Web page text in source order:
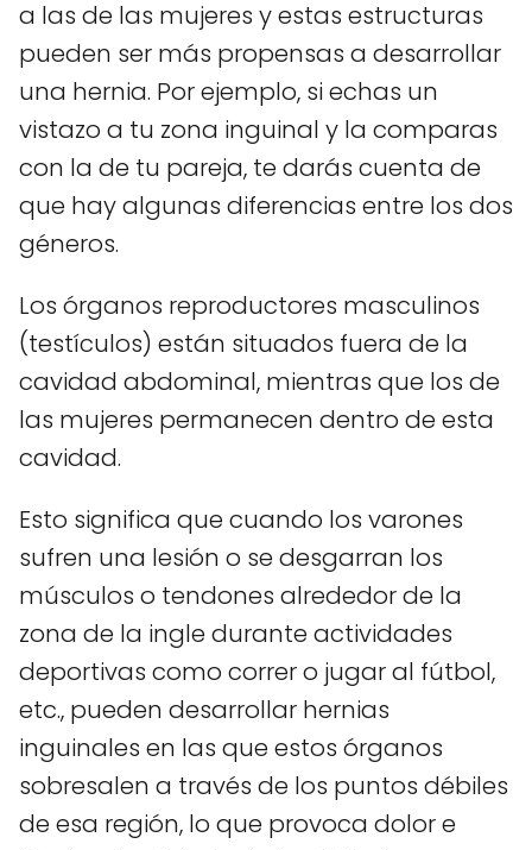
a las de las mujeres y estas estructuras
pueden ser más propensas a desarrollar
una hernia. Por ejemplo, si echas un
vistazo a tu zona inguinal y la comparas
con la de tu pareja, te darás cuenta de
que hay algunas diferencias entre los dos
géneros.
Los órganos reproductores masculinos
(testículos) están situados fuera de la
cavidad abdominal, mientras que los de
las mujeres permanecen dentro de esta
cavidad.
Esto significa que cuando los varones
sufren una lesión o se desgarran los
músculos o tendones alrededor de la
zona de la ingle durante actividades
deportivas como correr o jugar al fútbol,
etc., pueden desarrollar hernias
inguinales en las que estos órganos
sobresalen a través de los puntos débiles
de esa región, lo que provoca dolor e